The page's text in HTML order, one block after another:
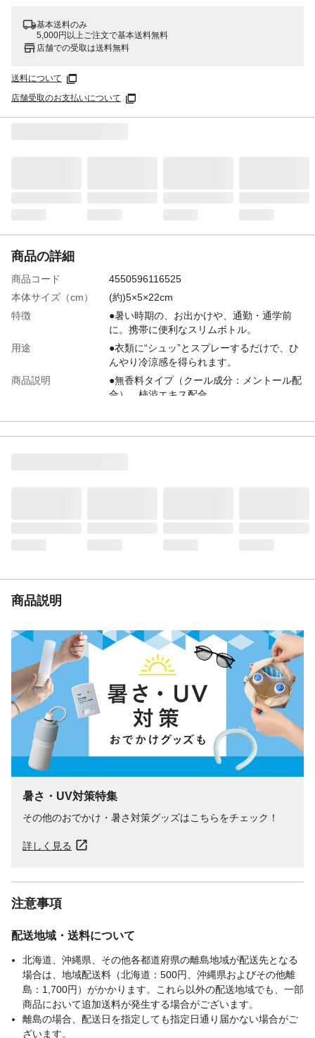
基本送料のみ
5,000円以上ご注文で基本送料無料
店舗での受取は送料無料
送料について
店舗受取のお支払いについて
商品の詳細
商品コード
4550596116525
本体サイズ（cm）
(約)5×5×22cm
特徴
●暑い時期の、お出かけや、通勤・通学前
に。携帯に便利なスリムボトル。
用途
●衣類に“シュッ”とスプレーするだけで、ひ
んやり冷涼感を得られます。
商品説明
●無香料タイプ（クール成分：メントール配
合）、柿渋エキス配合。
商品説明
暑さ・UV対策特集
その他のおでかけ・暑さ対策グッズはこちらをチェック！
詳しく見る
注意事項
配送地域・送料について
北海道、沖縄県、その他各都道府県の離島地域が配送先となる
場合は、地域配送料（北海道：500円、沖縄県およびその他離
島：1,700円）がかかります。これら以外の配送地域でも、一部
商品において追加送料が発生する場合がございます。
離島の場合、配送日を指定しても指定日通り届かない場合がご
ざいます。